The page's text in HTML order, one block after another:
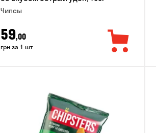
Чипсы
59,00
грн за 1 шт